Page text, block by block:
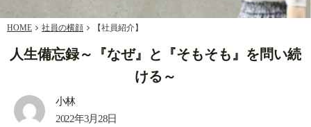
HOME 社員の横顔 【社員紹介】
人生備忘録～『なぜ』と『そもそも』を問い続
ける～
小林
2022年3月28日